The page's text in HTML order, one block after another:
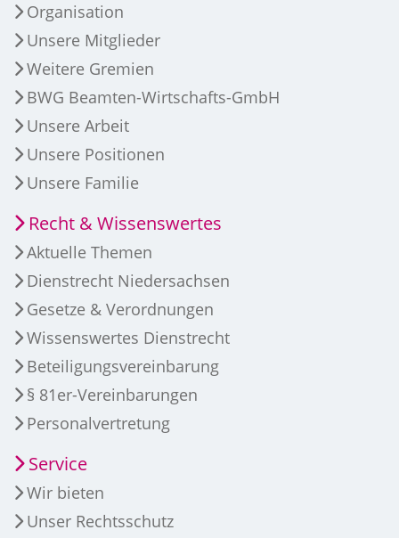
Organisation
Unsere Mitglieder
Weitere Gremien
BWG Beamten-Wirtschafts-GmbH
Unsere Arbeit
Unsere Positionen
Unsere Familie
Recht & Wissenswertes
Aktuelle Themen
Dienstrecht Niedersachsen
Gesetze & Verordnungen
Wissenswertes Dienstrecht
Beteiligungsvereinbarung
§ 81er-Vereinbarungen
Personalvertretung
Service
Wir bieten
Unser Rechtsschutz